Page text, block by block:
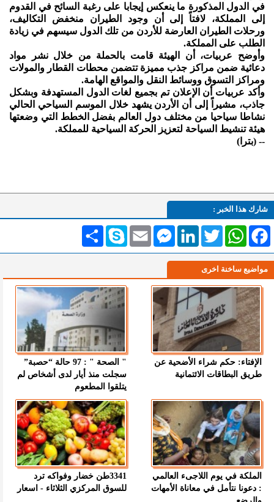
في الدول المذكورة ما ينعكس إيجابا على رغبة السائح في القدوم
إلى المملكة، لافتاً إلى أن وجود الطيران منخفض التكاليف،
ورحلات الطيران العارضة للأردن من تلك الدول سيسهم في زيادة
الطلب على المملكة.
وأوضح عربيات، أن الهيئة قامت بالحملة من خلال نشر مواد
دعائية ضمن مراكز جذب مميزة تتضمن محطات القطار والمولات
ومراكز التسوق ووسائط النقل والمواقع الهامة.
وأكد عربيات أن الإعلان تم بجميع لغات الدول المستهدفة وبشكل
جاذب، مشيراً إلى أن الأردن يشهد خلال الموسم السياحي الحالي
نشاطا سياحيا من مختلف دول العالم بفضل الخطط التي وضعتها
هيئة تنشيط السياحة لتعزيز الحركة السياحية للمملكة.
-- (بترا)
شارك هذا الخبر :
انشر Skype Email
MessengerLinkedInTwitterWhatsAppFacebook
مواضيع ساخنة اخرى
الإفتاء: حكم شراء الأضحية عن
طريق البطاقات الائتمانية
" الصحة " : 97 حالة “حصبة”
سجلت منذ أيار لدى أشخاص لم
يتلقوا المطعوم
الملكة في يوم اللاجىء العالمي
: دعونا نتأمل في معاناة الأمهات
3341طن خضار وفواكه ترد
للسوق المركزي الثلاثاء - اسعار